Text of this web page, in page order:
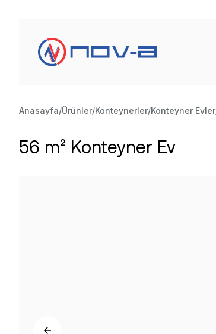
Anasayfa Ürünler Konteynerler Konteyner Evler
56 m² Konteyner Ev